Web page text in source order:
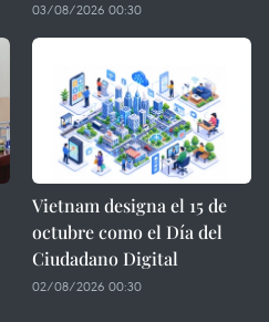
03/08/2026 00:30
Vietnam designa el 15 de
octubre como el Día del
Ciudadano Digital
02/08/2026 00:30